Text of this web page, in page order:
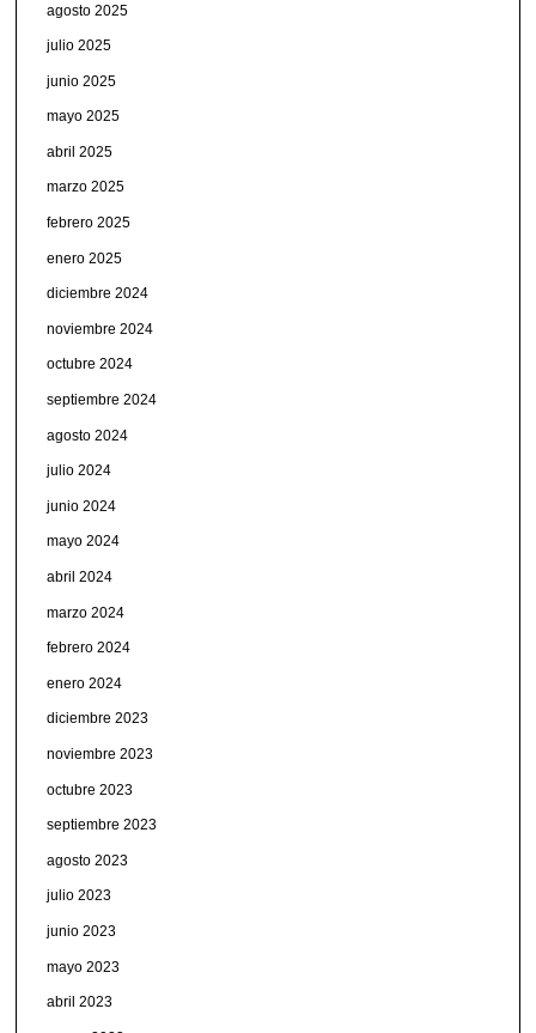
agosto 2025
julio 2025
junio 2025
mayo 2025
abril 2025
marzo 2025
febrero 2025
enero 2025
diciembre 2024
noviembre 2024
octubre 2024
septiembre 2024
agosto 2024
julio 2024
junio 2024
mayo 2024
abril 2024
marzo 2024
febrero 2024
enero 2024
diciembre 2023
noviembre 2023
octubre 2023
septiembre 2023
agosto 2023
julio 2023
junio 2023
mayo 2023
abril 2023